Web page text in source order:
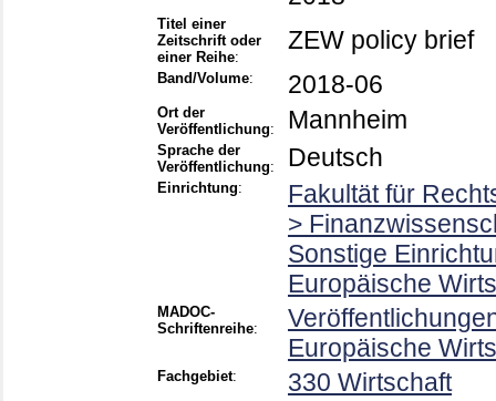
Titel einer
Zeitschrift oder
einer Reihe:
ZEW policy brief
Band/Volume: 2018-06
Ort der
Veröffentlichung: Mannheim
Sprache der
Veröffentlichung: Deutsch
Einrichtung:
Fakultät für
>
Sonstige
Europäische
MADOC-
Schriftenreihe:
Europäische
Fachgebiet: 330 Wirtschaft